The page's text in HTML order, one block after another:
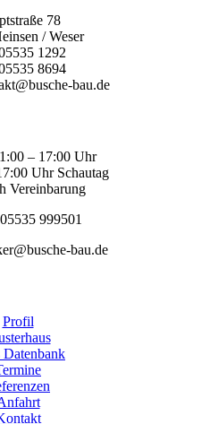
78
/ Weser
1292
8694
bau.de
– 17:00 Uhr
Uhr Schautag
Vereinbarung
999501
bau.de
Profil
Datenbank